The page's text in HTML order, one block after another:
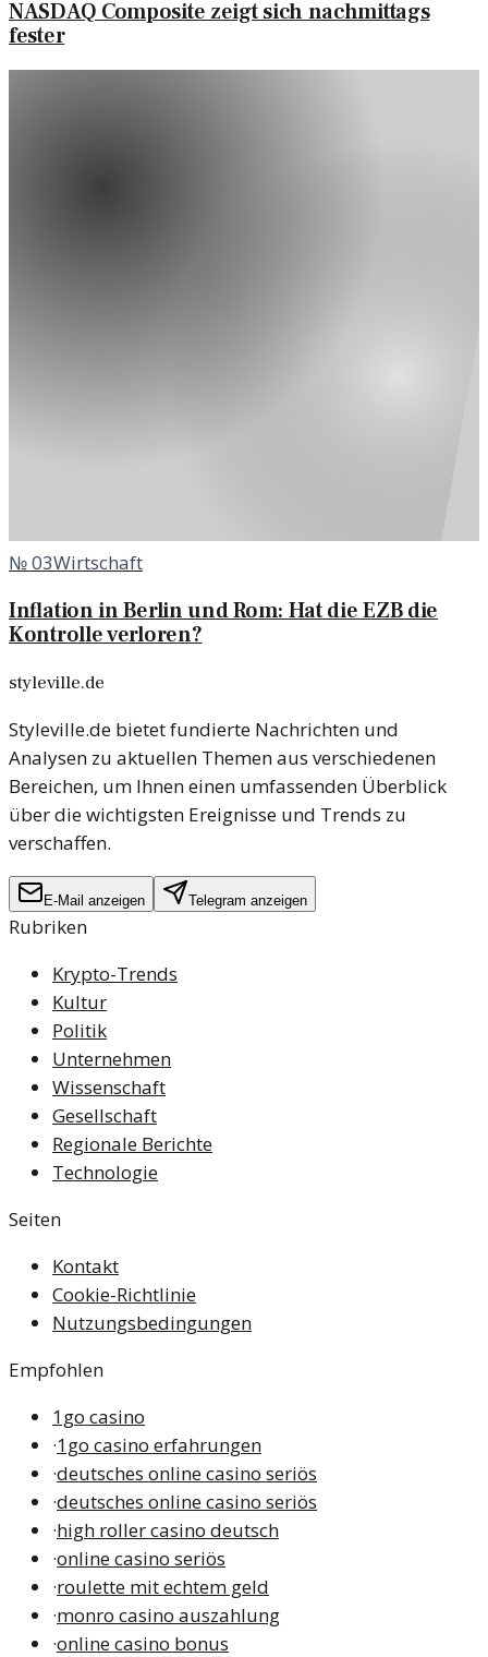
NASDAQ Composite zeigt sich nachmittags
fester
№03Wirtschaft
Inflation in Berlin und Rom: Hat die EZB die
Kontrolle verloren?
styleville.de
Styleville.de bietet fundierte Nachrichten und
Analysen zu aktuellen Themen aus verschiedenen
Bereichen, um Ihnen einen umfassenden Überblick
über die wichtigsten Ereignisse und Trends zu
verschaffen.
E-Mail anzeigen Telegram anzeigen
Rubriken
Krypto-Trends
Kultur
Politik
Unternehmen
Wissenschaft
Gesellschaft
Regionale Berichte
Technologie
Seiten
Kontakt
Cookie-Richtlinie
Nutzungsbedingungen
Empfohlen
1go casino
·1go casino erfahrungen
·deutsches online casino seriös
·deutsches online casino seriös
·high roller casino deutsch
·online casino seriös
·roulette mit echtem geld
·monro casino auszahlung
·online casino bonus